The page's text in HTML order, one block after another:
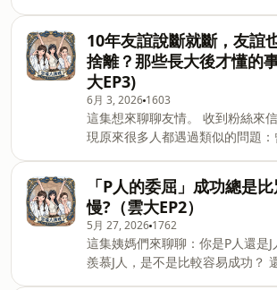
未改變！ 回頭看看才發現，每個走過的足
跡，都成就了現在的自己。 -- Hosting
provided by SoundOn
10年友誼說斷就斷，友誼
捨離？那些長大後才懂的
大EP3)
6月 3, 2026 1603
這集想來聊聊友情。 收到粉絲來信後，發
現原來很多人都遇過類似的問題：
一段維持了十年的友誼，也可能在
間畫下句點。 姨媽們也來分享自己的友情
故事，以及長大後慢慢學會接受的事
Hosting provided by SoundOn
「P人的委屈」成功總是
慢?（雲大EP2）
5月 27, 2026 1762
這集姨媽們來聊聊：你是P人還是J人
羨慕J人，是不是比較容易成功？ 還是傻P